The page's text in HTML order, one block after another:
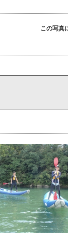
この写真